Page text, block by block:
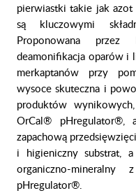
pierwiastki takie jak azot
są kluczowymi
Proponowana przez
deamonifikacja oparów i
merkaptanów przy
wysoce skuteczna i
produktów
OrCal® pHregulator®,
zapachową
i higieniczny substrat,
organiczno-
pHregulator®.